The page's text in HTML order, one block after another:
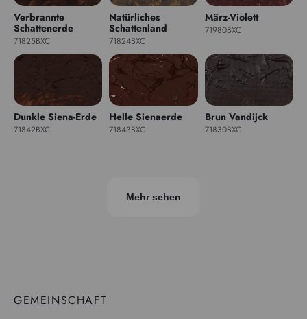
Verbrannte
Schattenerde
71825BXC
Natürliches
Schattenland
71824BXC
März-Violett
71980BXC
Dunkle Siena-Erde
71842BXC
Helle Sienaerde
71843BXC
Brun Vandijck
71830BXC
Mehr sehen
GEMEINSCHAFT